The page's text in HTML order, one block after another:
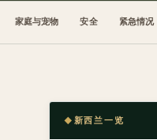
家庭与宠物 安全 紧急情况
新西兰一览